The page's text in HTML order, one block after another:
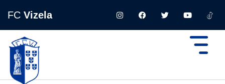
FC Vizela